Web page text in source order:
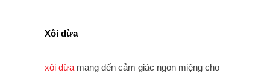
Xôi dừa
xôi dừa mang đến cảm giác ngon miệng cho